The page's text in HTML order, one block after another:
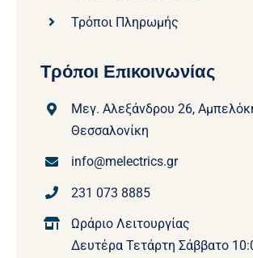
Τρόποι Πληρωμής
Τρόποι Επικοινωνίας
Μεγ. Αλεξάνδρου 26,
Θεσσαλονίκη
info@melectrics.gr
231 073 8885
Ωράριο Λειτουργίας
Δευτέρα Τετάρτη Σάββατο